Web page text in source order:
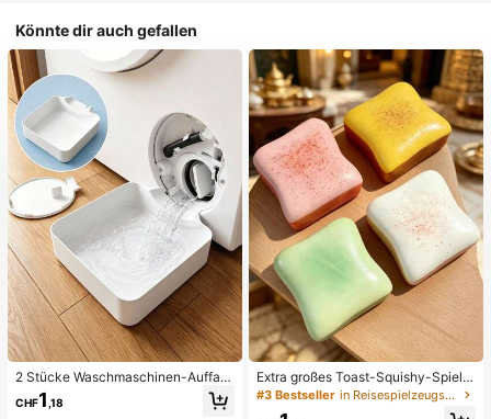
Könnte dir auch gefallen
2 Stücke Waschmaschinen-Auffan
gwanne Tropfschale, wasserdichte
Bodenschutzmatte für Waschraum,
CHF1 ,18
Extra großes Toast-Squishy-Spielz
eug, superweiches Buttertoast-Stre
ssabbau-Drückspielzeug, erhältlich
#3 Bestseller in Reisespielzeugset Quetschspielzeug für Teenager